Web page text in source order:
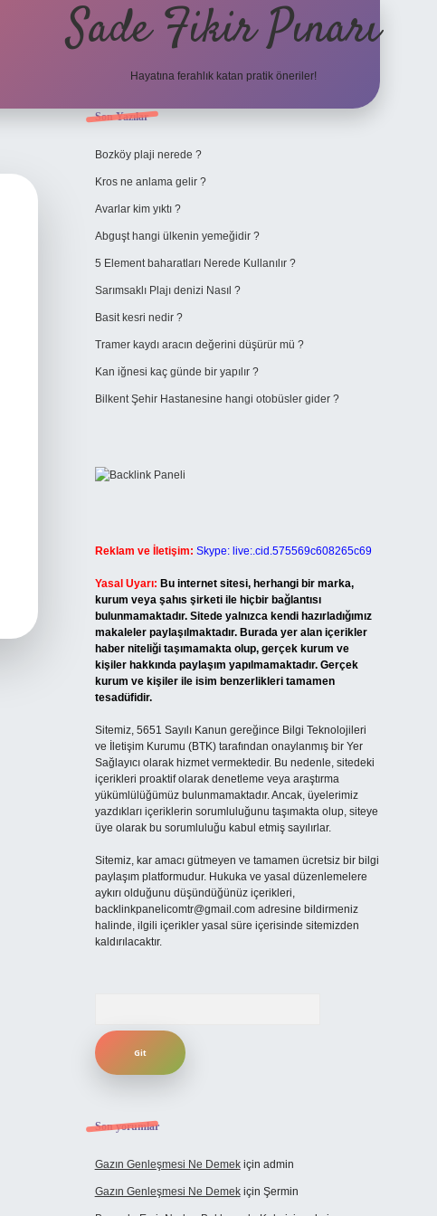
Sade Fikir Pınarı
Hayatına ferahlık katan pratik öneriler!
Sidebar
Son Yazılar
Bozköy plaji nerede ?
Kros ne anlama gelir ?
Avarlar kim yıktı ?
Abguşt hangi ülkenin yemeğidir ?
5 Element baharatları Nerede Kullanılır ?
Sarımsaklı Plajı denizi Nasıl ?
Basit kesri nedir ?
Tramer kaydı aracın değerini düşürür mü ?
Kan iğnesi kaç günde bir yapılır ?
Bilkent Şehir Hastanesine hangi otobüsler gider ?
Reklam ve İletişim: Skype: live:.cid.575569c608265c69
Yasal Uyarı: Bu internet sitesi, herhangi bir marka,
kurum veya şahıs şirketi ile hiçbir bağlantısı
bulunmamaktadır. Sitede yalnızca kendi hazırladığımız
makaleler paylaşılmaktadır. Burada yer alan içerikler
haber niteliği taşımamakta olup, gerçek kurum ve
kişiler hakkında paylaşım yapılmamaktadır. Gerçek
kurum ve kişiler ile isim benzerlikleri tamamen
tesadüfidir.
Sitemiz, 5651 Sayılı Kanun gereğince Bilgi Teknolojileri
ve İletişim Kurumu (BTK) tarafından onaylanmış bir Yer
Sağlayıcı olarak hizmet vermektedir. Bu nedenle, sitedeki
içerikleri proaktif olarak denetleme veya araştırma
yükümlülüğümüz bulunmamaktadır. Ancak, üyelerimiz
yazdıkları içeriklerin sorumluluğunu taşımakta olup, siteye
üye olarak bu sorumluluğu kabul etmiş sayılırlar.
Sitemiz, kar amacı gütmeyen ve tamamen ücretsiz bir bilgi
paylaşım platformudur. Hukuka ve yasal düzenlemelere
aykırı olduğunu düşündüğünüz içerikleri,
backlinkpanelicomtr@gmail.comadresine bildirmeniz
halinde, ilgili içerikler yasal süre içerisinde sitemizden
kaldırılacaktır.
Son yorumlar
Gazın Genleşmesi Ne Demekiçin admin
Gazın Genleşmesi Ne Demekiçin Şermin